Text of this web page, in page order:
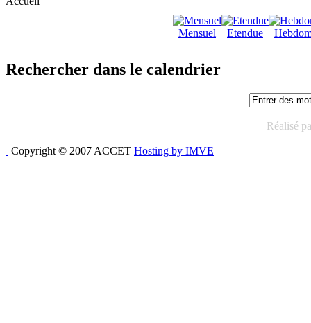
Mensuel Etendue
Rechercher dans le calendrier
Réalisé
Copyright © 2007 ACCET Hosting by IMVE